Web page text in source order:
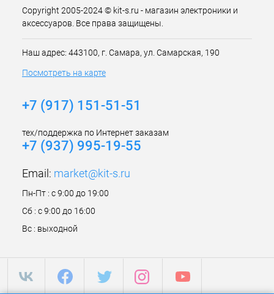
Copyright 2005-2024 © kit-s.ru - магазин электроники и
аксессуаров. Все права защищены.
Наш адрес: 443100, г. Самара, ул. Самарская, 190
Посмотреть на карте
+7 (917) 151-51-51
тех/поддержка по Интернет заказам
+7 (937) 995-19-55
Email: market@kit-s.ru
Пн-Пт : с 9:00 до 19:00
Сб : с 9:00 до 16:00
Вс : выходной